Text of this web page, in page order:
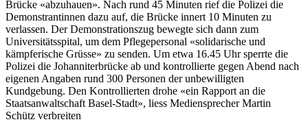
Brücke «abzuhauen». Nach rund 45 Minuten rief die Polizei die
Demonstrantinnen dazu auf, die Brücke innert 10 Minuten zu
verlassen. Der Demonstrationszug bewegte sich dann zum
Universitätsspital, um dem Pflegepersonal «solidarische und
kämpferische Grüsse» zu senden. Um etwa 16.45 Uhr sperrte die
Polizei die Johanniterbrücke ab und kontrollierte gegen Abend nach
eigenen Angaben rund 300 Personen der unbewilligten
Kundgebung. Den Kontrollierten drohe «ein Rapport an die
Staatsanwaltschaft Basel-Stadt», liess Mediensprecher Martin
Schütz verbreiten